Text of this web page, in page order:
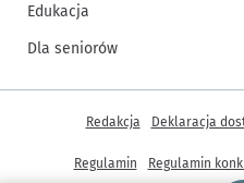
Edukacja
Dla seniorów
Inne informacje
Redakcja Deklaracja
Regulamin Regulamin